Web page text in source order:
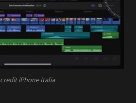
credit iPhone Italia